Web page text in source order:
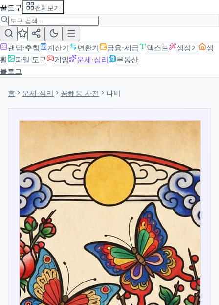
꿀도구 전체보기
랜덤·추첨 계산기 변환기 금융·세금 텍스트 생성기
생
활
파일 도구 게임 운세·심리
부동산
블로그
홈 운세·심리 꿈해몽 사전 나비